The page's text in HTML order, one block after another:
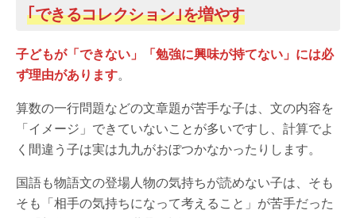
｢できるコレクション｣を増やす
子どもが「できない」「勉強に興味が持てない」には必
ず理由があります。
算数の一行問題などの文章題が苦手な子は、文の内容を
「イメージ」できていないことが多いですし、計算でよ
く間違う子は実は九九がおぼつかなかったりします。
国語も物語文の登場人物の気持ちが読めない子は、そも
そも「相手の気持ちになって考えること」が苦手だった